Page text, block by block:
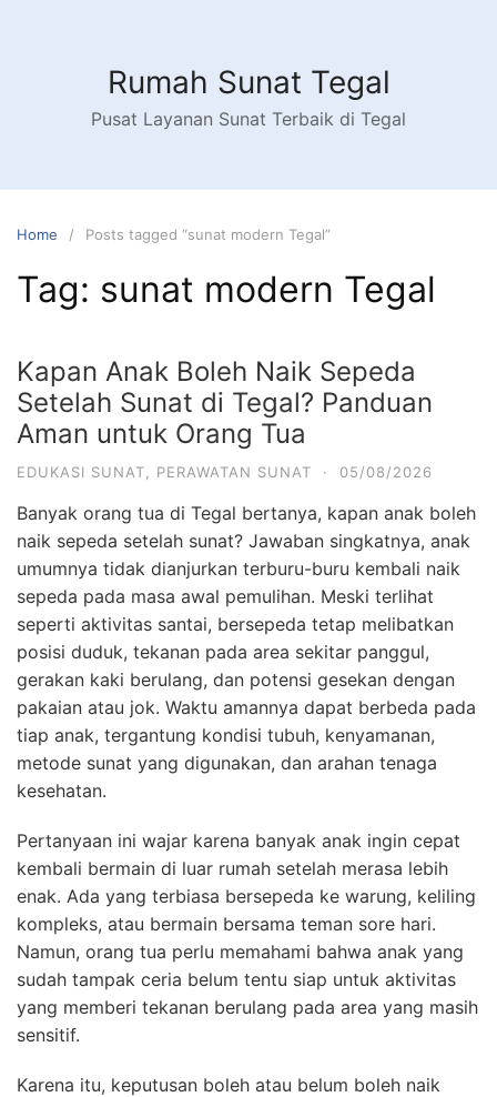
Rumah Sunat Tegal
Pusat Layanan Sunat Terbaik di Tegal
Home Posts tagged “sunat modern Tegal”
Tag: sunat modern Tegal
Kapan Anak Boleh Naik Sepeda
Setelah Sunat di Tegal? Panduan
Aman untuk Orang Tua
EDUKASI SUNAT PERAWATAN SUNAT · 05/08/2026
Banyak orang tua di Tegal bertanya, kapan anak boleh
naik sepeda setelah sunat? Jawaban singkatnya, anak
umumnya tidak dianjurkan terburu-buru kembali naik
sepeda pada masa awal pemulihan. Meski terlihat
seperti aktivitas santai, bersepeda tetap melibatkan
posisi duduk, tekanan pada area sekitar panggul,
gerakan kaki berulang, dan potensi gesekan dengan
pakaian atau jok. Waktu amannya dapat berbeda pada
tiap anak, tergantung kondisi tubuh, kenyamanan,
metode sunat yang digunakan, dan arahan tenaga
kesehatan.
Pertanyaan ini wajar karena banyak anak ingin cepat
kembali bermain di luar rumah setelah merasa lebih
enak. Ada yang terbiasa bersepeda ke warung, keliling
kompleks, atau bermain bersama teman sore hari.
Namun, orang tua perlu memahami bahwa anak yang
sudah tampak ceria belum tentu siap untuk aktivitas
yang memberi tekanan berulang pada area yang masih
sensitif.
Karena itu, keputusan boleh atau belum boleh naik